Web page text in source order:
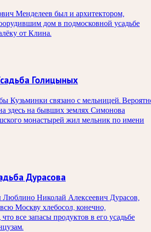
Менделеев был и архитектором,
дом в подмосковной усадьбе
от Клина.
Голицыных
Кузьминки связано с мельницей.
здесь на бывших землях Симонова
монастырей жил мельник по имени
Дурасова
Люблино Николай Алексеевич Дурасов,
Москву хлебосол, конечно,
все запасы продуктов в его усадьбе